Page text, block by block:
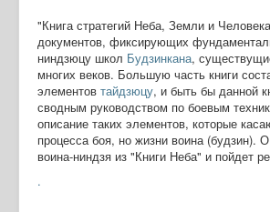
"Книга стратегий Неба, Земли и
документов, фиксирующих
ниндзюцу школ Будзинкана,
многих веков. Большую часть книги
элементов тайдзюцу, и быть бы данной
сводным руководством по боевым
описание таких элементов, которые
процесса боя, но жизни воина (будзин).
воина-ниндзя из "Книги Неба" и пойдет
.